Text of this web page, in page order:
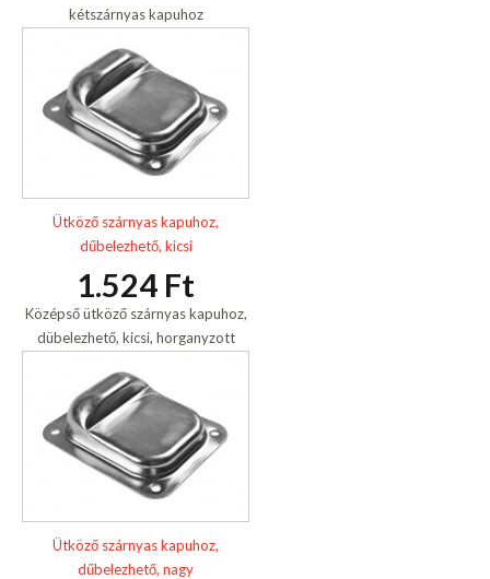
kétszárnyas kapuhoz
Ütköző szárnyas kapuhoz,
dűbelezhető, kicsi
1.524 Ft
Középső ütköző szárnyas kapuhoz,
dübelezhető, kicsi, horganyzott
Ütköző szárnyas kapuhoz,
dűbelezhető, nagy